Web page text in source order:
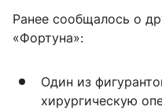
Ранее сообщалось о
«Фортуна»:
Один из
хирургическую